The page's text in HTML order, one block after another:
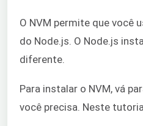
O NVM permite que você
do Node.js. O Node.js
diferente.
Para instalar o NVM, vá
você precisa. Neste